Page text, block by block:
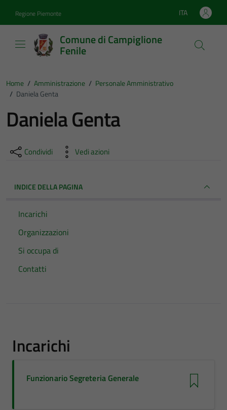
Regione Piemonte Lingua attiva:
ITA
Comune di Campiglione
Fenile
Home / Amministrazione / Personale Amministrativo
/ Daniela Genta
Daniela Genta
Condividi Vedi azioni
INDICE DELLA PAGINA
Incarichi
Organizzazioni
Si occupa di
Contatti
Incarichi
Funzionario Segreteria Generale